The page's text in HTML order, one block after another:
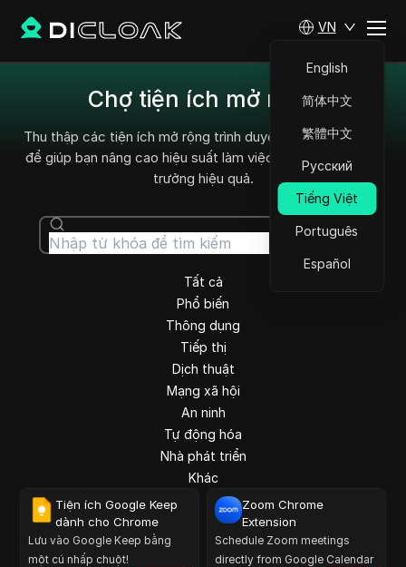
VN
English
简体中文
繁體中文
Русский
Tiếng Việt
Português
Español
Chợ tiện ích mở rộng
Thu thập các tiện ích mở rộng trình duyệt nổi bật năm nay
để giúp bạn nâng cao hiệu suất làm việc và thúc đẩy tăng
trưởng hiệu quả.
Tìm kiếm
Tất cả
Phổ biến
Thông dụng
Tiếp thị
Dịch thuật
Mạng xã hội
An ninh
Tự động hóa
Nhà phát triển
Khác
Tiện ích Google Keep
dành cho Chrome
Lưu vào Google Keep bằng
một cú nhấp chuột!
Zoom Chrome
Extension
Schedule Zoom meetings
directly from Google Calendar